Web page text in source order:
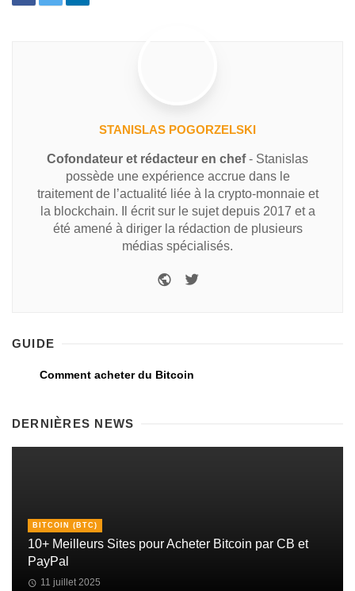
STANISLAS POGORZELSKI
Cofondateur et rédacteur en chef- Stanislas
possède une expérience accrue dans le
traitement de l’actualité liée à la crypto-monnaie et
la blockchain. Il écrit sur le sujet depuis 2017 et a
été amené à diriger la rédaction de plusieurs
médias spécialisés.
GUIDE
Comment acheter du Bitcoin
DERNIÈRES NEWS
BITCOIN (BTC)
10+ Meilleurs Sites pour Acheter Bitcoin par CB et
PayPal
11 juillet 2025